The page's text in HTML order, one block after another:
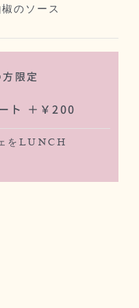
のソース
限定
ト ＋￥200
をLUNCH